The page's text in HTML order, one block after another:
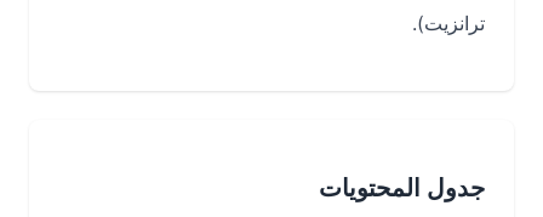
ترانزيت).
جدول المحتويات